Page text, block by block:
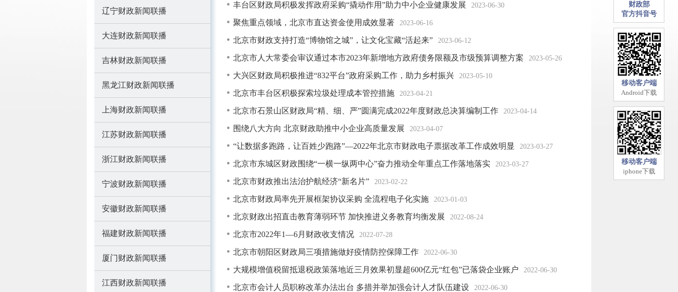
辽宁财政新闻联播
大连财政新闻联播
吉林财政新闻联播
黑龙江财政新闻联播
上海财政新闻联播
江苏财政新闻联播
浙江财政新闻联播
宁波财政新闻联播
安徽财政新闻联播
福建财政新闻联播
厦门财政新闻联播
江西财政新闻联播
丰台区财政局积极发挥政府采购“撬动作用”助力中小企业健康发展 2023-06-30
聚焦重点领域，北京市直达资金使用成效显著 2023-06-16
北京市财政支持打造“博物馆之城”，让文化宝藏“活起来” 2023-06-12
北京市人大常委会审议通过本市2023年新增地方政府债务限额及市级预算调整方案 2023-05-26
大兴区财政局积极推进“832平台”政府采购工作，助力乡村振兴 2023-05-10
北京市丰台区积极探索垃圾处理成本管控措施 2023-04-21
北京市石景山区财政局“精、细、严”圆满完成2022年度财政总决算编制工作 2023-04-14
围绕八大方向 北京财政助推中小企业高质量发展 2023-04-07
“让数据多跑路，让百姓少跑路”—2022年北京市财政电子票据改革工作成效明显 2023-03-27
北京市东城区财政围绕“一横一纵两中心”奋力推动全年重点工作落地落实 2023-03-27
北京市财政推出法治护航经济“新名片” 2023-02-22
北京市财政局率先开展框架协议采购 全流程电子化实施 2023-01-03
北京财政出招直击教育薄弱环节 加快推进义务教育均衡发展 2022-08-24
北京市2022年1—6月财政收支情况 2022-07-28
北京市朝阳区财政局三项措施做好疫情防控保障工作 2022-06-30
大规模增值税留抵退税政策落地近三月效果初显超600亿元“红包”已落袋企业账户 2022-06-30
北京市会计人员职称改革办法出台 多措并举加强会计人才队伍建设 2022-06-30
财政部
官方抖音号
移动客户端
Android下载
移动客户端
iphone下载